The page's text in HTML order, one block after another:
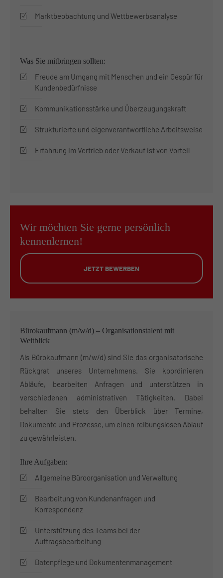
Marktbeobachtung und Wettbewerbsanalyse
Was Sie mitbringen sollten:
Freude am Umgang mit Menschen und ein Gespür für
Kundenbedürfnisse
Kommunikationsstärke und Überzeugungskraft
Strukturierte und eigenverantwortliche Arbeitsweise
Erfahrung im Vertrieb oder Verkauf ist von Vorteil
Wir möchten Sie gerne persönlich
kennenlernen!
JETZT BEWERBEN
Bürokaufmann (m/w/d) – Organisationstalent mit
Weitblick
Als Bürokaufmann (m/w/d) sind Sie das organisatorische
Rückgrat unseres Unternehmens. Sie koordinieren
Abläufe, bearbeiten Anfragen und unterstützen in
verschiedenen administrativen Tätigkeiten. Dabei
behalten Sie stets den Überblick über Termine,
Dokumente und Prozesse, um einen reibungslosen Ablauf
zu gewährleisten.
Ihre Aufgaben:
Allgemeine Büroorganisation und Verwaltung
Bearbeitung von Kundenanfragen und
Korrespondenz
Unterstützung des Teams bei der
Auftragsbearbeitung
Datenpflege und Dokumentenmanagement